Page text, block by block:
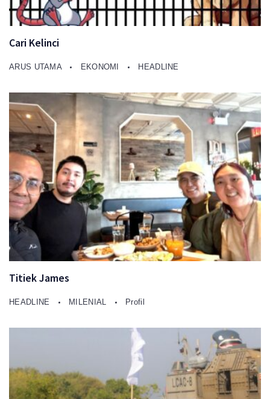
Cari Kelinci
ARUS UTAMA EKONOMI HEADLINE
Titiek James
HEADLINE MILENIAL Profil